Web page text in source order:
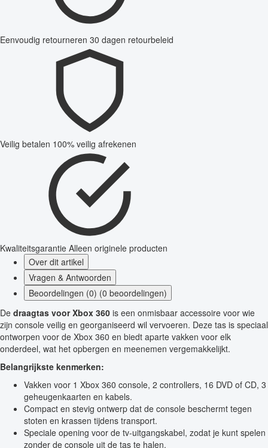
Eenvoudig retourneren 30 dagen retourbeleid
Veilig betalen 100% veilig afrekenen
Kwaliteitsgarantie Alleen originele producten
Over dit artikel
Vragen & Antwoorden
Beoordelingen (0) (0 beoordelingen)
De draagtas voor Xbox 360 is een onmisbaar accessoire voor wie
zijn console veilig en georganiseerd wil vervoeren. Deze tas is speciaal
ontworpen voor de Xbox 360 en biedt aparte vakken voor elk
onderdeel, wat het opbergen en meenemen vergemakkelijkt.
Belangrijkste kenmerken:
Vakken voor 1 Xbox 360 console, 2 controllers, 16 DVD of CD, 3
geheugenkaarten en kabels.
Compact en stevig ontwerp dat de console beschermt tegen
stoten en krassen tijdens transport.
Speciale opening voor de tv-uitgangskabel, zodat je kunt spelen
zonder de console uit de tas te halen.